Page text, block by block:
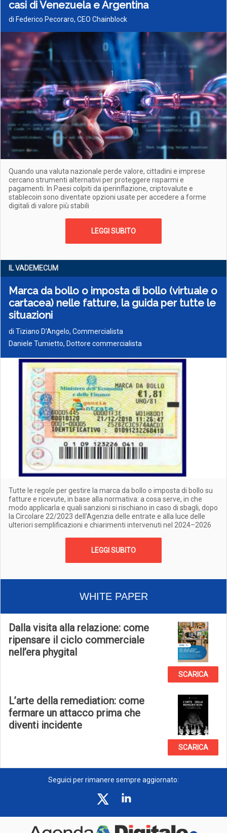
casi di Venezuela e Argentina
di Federico Pecoraro, CEO Chainblock
Quando una valuta nazionale perde valore, cittadini e imprese
cercano strumenti alternativi per proteggere risparmi e
pagamenti. In Paesi colpiti da iperinflazione, criptovalute e
stablecoin sono diventate opzioni usate per accedere a forme
digitali di valore più stabili
LEGGI SUBITO
IL VADEMECUM
Marca da bollo o imposta di bollo (virtuale o
cartacea) nelle fatture, la guida per tutte le
situazioni
di Tiziano D'Angelo, Commercialista
Daniele Tumietto, Dottore commercialista
Tutte le regole per gestire la marca da bollo o imposta di bollo su
fatture e ricevute, in base alla normativa: a cosa serve, in che
modo applicarla e quali sanzioni si rischiano in caso di sbagli, dopo
la Circolare 22/2023 dell’Agenzia delle entrate e alla luce delle
ulteriori semplificazioni e chiarimenti intervenuti nel 2024–2026
LEGGI SUBITO
WHITE PAPER
Dalla visita alla relazione: come
ripensare il ciclo commerciale
nell’era phygital
SCARICA
L’arte della remediation: come
fermare un attacco prima che
diventi incidente
SCARICA
Seguici per rimanere sempre aggiornato: